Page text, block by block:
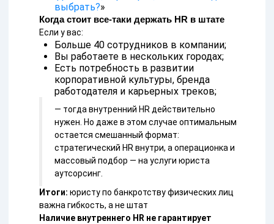
выбрать?»
Когда стоит все-таки держать HR в штате
Если у вас:
Больше 40 сотрудников в компании;
Вы работаете в нескольких городах;
Есть потребность в развитии
корпоративной культуры, бренда
работодателя и карьерных треков;
— тогда внутренний HR действительно
нужен. Но даже в этом случае оптимальным
остается смешанный формат:
стратегический HR внутри, а операционка и
массовый подбор — на услуги юриста
аутсорсинг.
Итоги: юристу по банкротству физических лиц
важна гибкость, а не штат
Наличие внутреннего HR не гарантирует